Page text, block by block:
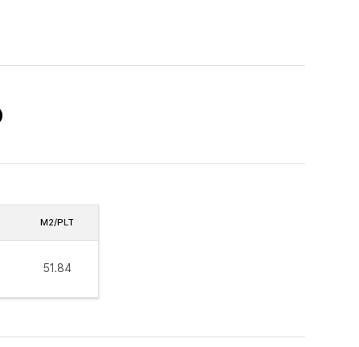
M2/PLT
51.84